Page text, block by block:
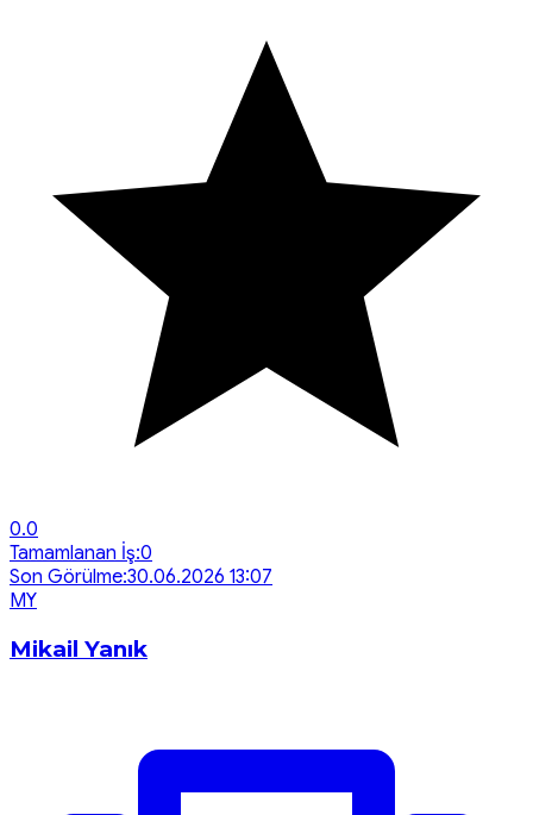
0.0
Tamamlanan İş:0
Son Görülme:30.06.2026 13:07
MY
Mikail Yanık